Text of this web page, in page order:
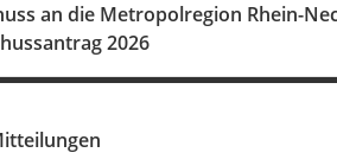
an die Metropolregion Rhein-
2026